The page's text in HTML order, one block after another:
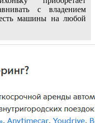
с владением
машины на любой